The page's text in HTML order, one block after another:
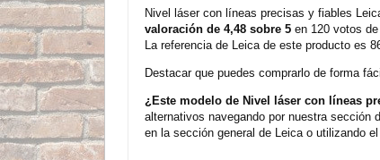
Nivel láser con líneas precisas y fiables
valoración de 4,48 sobre 5 en 120 votos de
La referencia de Leica de este producto es
Destacar que puedes comprarlo de forma
¿Este modelo de Nivel láser con líneas
alternativos navegando por nuestra sección
en la sección general de Leica o utilizando el